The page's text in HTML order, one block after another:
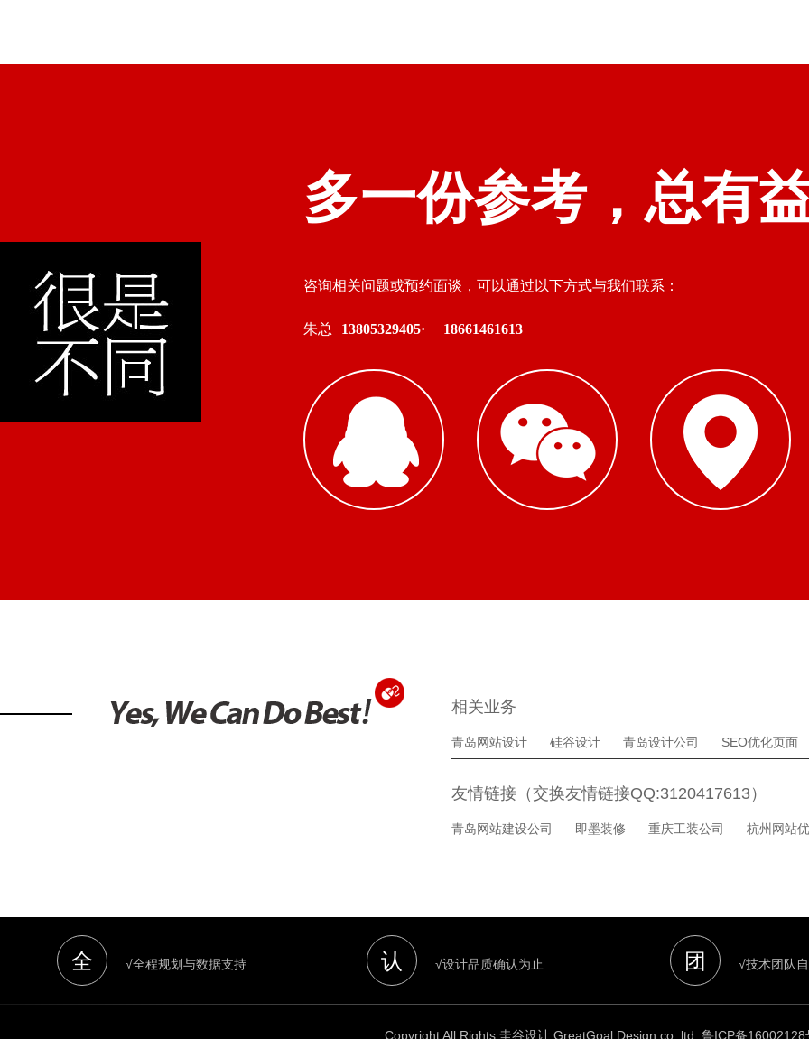
多一份参考，总有
咨询相关问题或预约面谈，可以通过以下方式与我们联系：
朱总 13805329405· 18661461613
相关业务
青岛网站设计 硅谷设计 青岛设计公司 SEO优化页面
友情链接（交换友情链接QQ:3120417613）
青岛网站建设公司 即墨装修 重庆工装公司 杭州网站
全 √全程规划与数据支持 认 √设计品质确认为止 团 √技术团队
Copyright All Rights 圭谷设计 GreatGoal Design co.,ltd. 鲁ICP备16002128